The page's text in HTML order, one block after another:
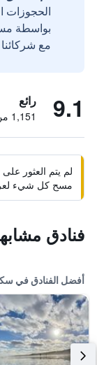
الحجوزات
مع
9.1 رائع
1,151 من التقييمات تم التحقق منها
لم يتم العثور
مسح كل شيء
فنادق
أفضل الفنادق في